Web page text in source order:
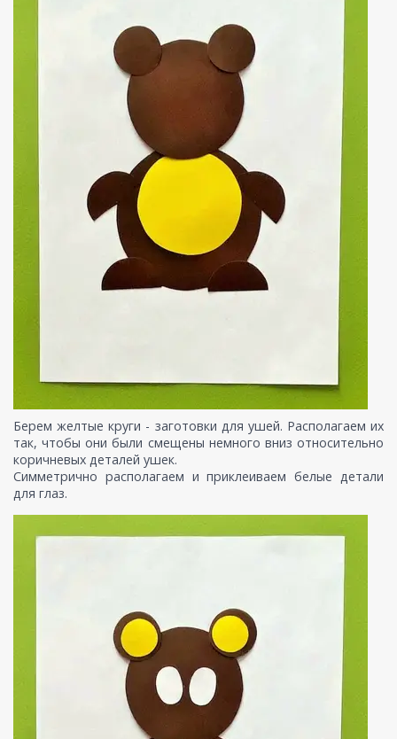
Берем желтые круги - заготовки для ушей. Располагаем их
так, чтобы они были смещены немного вниз относительно
коричневых деталей ушек.
Симметрично располагаем и приклеиваем белые детали
для глаз.